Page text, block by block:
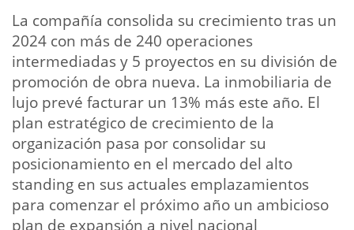
La compañía consolida su crecimiento tras un
2024 con más de 240 operaciones
intermediadas y 5 proyectos en su división de
promoción de obra nueva. La inmobiliaria de
lujo prevé facturar un 13% más este año. El
plan estratégico de crecimiento de la
organización pasa por consolidar su
posicionamiento en el mercado del alto
standing en sus actuales emplazamientos
para comenzar el próximo año un ambicioso
plan de expansión a nivel nacional